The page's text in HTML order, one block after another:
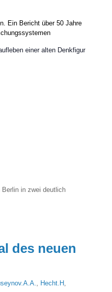
Ein Bericht über 50 Jahre
einer alten Denkfigur
Berlin in zwei deutlich
des neuen
Hecht.H